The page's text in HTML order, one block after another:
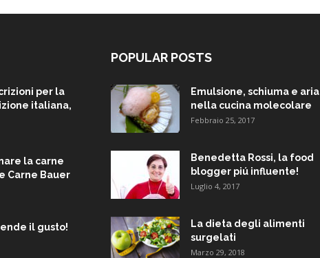
per la
italiana,
la carne
Carne Bauer
il gusto!
POPULAR POSTS
Emulsione, schiuma e aria
nella cucina molecolare
Febbraio 25, 2017
Benedetta Rossi, la food
blogger piú influente!
Luglio 4, 2017
La dieta degli alimenti
surgelati
Marzo 29, 2018